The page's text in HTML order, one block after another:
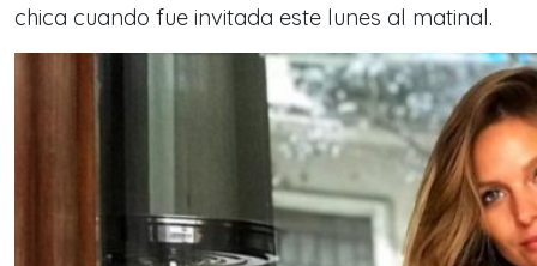
chica cuando fue invitada este lunes al matinal.